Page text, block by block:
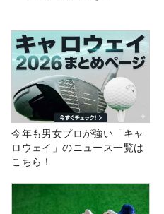
今年も男女プロが強い「キャ
ロウェイ」のニュース一覧は
こちら！